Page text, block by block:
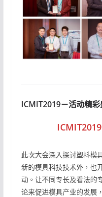
ICMIT2019－活动精彩
此次大会深入探讨塑料模
新的模具科技技术外，也
动。让不同专长及看法的
论来促进模具产业的发展